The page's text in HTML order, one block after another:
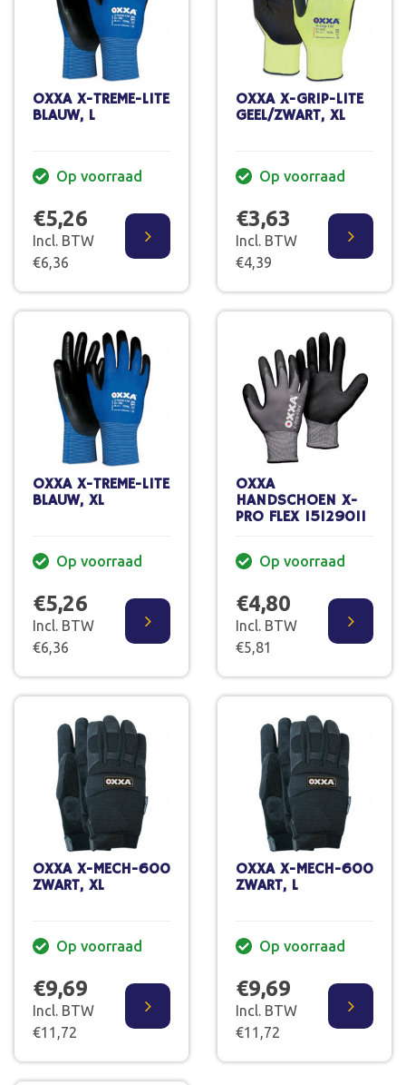
OXXA X-TREME-LITE
BLAUW, L
Op voorraad
€5,26
Incl. BTW
€6,36
OXXA X-GRIP-LITE
GEEL/ZWART, XL
Op voorraad
€3,63
Incl. BTW
€4,39
OXXA X-TREME-LITE
BLAUW, XL
Op voorraad
€5,26
Incl. BTW
€6,36
OXXA
HANDSCHOEN X-
PRO FLEX 15129011
Op voorraad
€4,80
Incl. BTW
€5,81
OXXA X-MECH-600
ZWART, XL
Op voorraad
€9,69
Incl. BTW
€11,72
OXXA X-MECH-600
ZWART, L
Op voorraad
€9,69
Incl. BTW
€11,72